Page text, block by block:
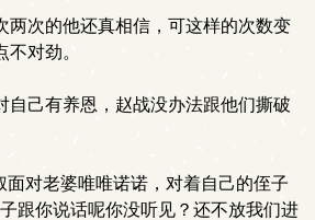
次的他还真相信，可这样的次数变
对劲。
己有养恩，赵战没办法跟他们撕破
对老婆唯唯诺诺，对着自己的侄子
跟你说话呢你没听见？还不放我们进